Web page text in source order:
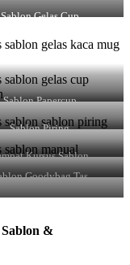
Sablon Gelas Cup
Sablon Papercup
Sablon Piring
Kursus Sablon
Goodybag Tas
&